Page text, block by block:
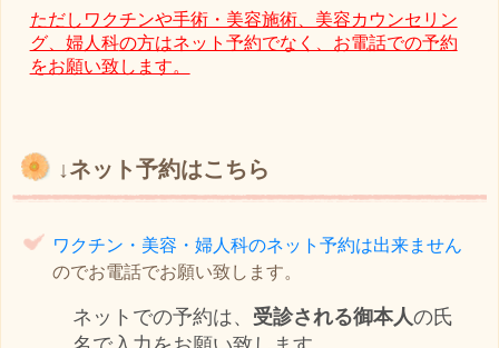
ただしワクチンや手術・美容施術、美容カウンセリン
グ、婦人科の方はネット予約でなく、お電話での予約
をお願い致します。
↓ネット予約はこちら
ワクチン・美容・婦人科のネット予約は出来ません
のでお電話でお願い致します。
ネットでの予約は、 受診される御本人の氏